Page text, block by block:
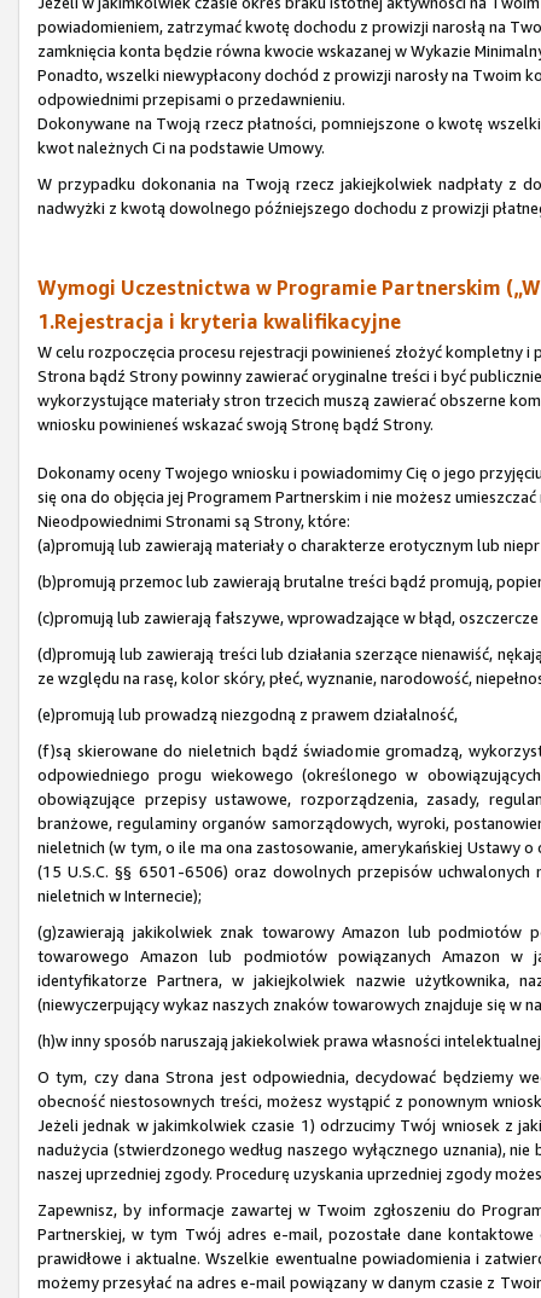
powiadomieniem, zatrzymać kwotę dochodu z prowizji narosłą na
zamknięcia konta będzie równa kwocie wskazanej w Wykazie
Ponadto, wszelki niewypłacony dochód z prowizji narosły na Twoim
odpowiednimi przepisami o przedawnieniu.
Dokonywane na Twoją rzecz płatności, pomniejszone o kwotę
kwot należnych Ci na podstawie Umowy.
W przypadku dokonania na Twoją rzecz jakiejkolwiek nadpłaty z
nadwyżki z kwotą dowolnego późniejszego dochodu z prowizji
Wymogi Uczestnictwa w Programie Partnerskim
1.Rejestracja i kryteria kwalifikacyjne
W celu rozpoczęcia procesu rejestracji powinieneś złożyć kompletny
Strona bądź Strony powinny zawierać oryginalne treści i być
wykorzystujące materiały stron trzecich muszą zawierać obszerne
wniosku powinieneś wskazać swoją Stronę bądź Strony.
Dokonamy oceny Twojego wniosku i powiadomimy Cię o jego
się ona do objęcia jej Programem Partnerskim i nie możesz
Nieodpowiednimi Stronami są Strony, które:
(a)promują lub zawierają materiały o charakterze erotycznym lub
(b)promują przemoc lub zawierają brutalne treści bądź promują,
(c)promują lub zawierają fałszywe, wprowadzające w błąd,
(d)promują lub zawierają treści lub działania szerzące nienawiść,
ze względu na rasę, kolor skóry, płeć, wyznanie, narodowość,
(e)promują lub prowadzą niezgodną z prawem działalność,
(f)są skierowane do nieletnich bądź świadomie gromadzą,
odpowiedniego progu wiekowego (określonego w
obowiązujące przepisy ustawowe, rozporządzenia, zasady,
branżowe, regulaminy organów samorządowych, wyroki,
nieletnich (w tym, o ile ma ona zastosowanie, amerykańskiej Ustawy
(15 U.S.C. §§ 6501-6506) oraz dowolnych przepisów
nieletnich w Internecie);
(g)zawierają jakikolwiek znak towarowy Amazon lub podmiotów
towarowego Amazon lub podmiotów powiązanych Amazon w
identyfikatorze Partnera, w jakiejkolwiek nazwie użytkownika,
(niewyczerpujący wykaz naszych znaków towarowych znajduje się w
(h)w inny sposób naruszają jakiekolwiek prawa własności
O tym, czy dana Strona jest odpowiednia, decydować będziemy
obecność niestosownych treści, możesz wystąpić z ponownym
Jeżeli jednak w jakimkolwiek czasie 1) odrzucimy Twój wniosek z
nadużycia (stwierdzonego według naszego wyłącznego uznania),
naszej uprzedniej zgody. Procedurę uzyskania uprzedniej zgody
Zapewnisz, by informacje zawartej w Twoim zgłoszeniu do
Partnerskiej, w tym Twój adres e-mail, pozostałe dane
prawidłowe i aktualne. Wszelkie ewentualne powiadomienia i
możemy przesyłać na adres e-mail powiązany w danym czasie z